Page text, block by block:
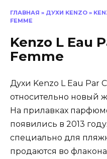
ГЛАВНАЯ » ДУХИ KENZO »
FEMME
Kenzo L Eau
Femme
Духи Kenzo L Eau Par
относительно новый
На прилавках
появились в 2013
специально для
продаются во